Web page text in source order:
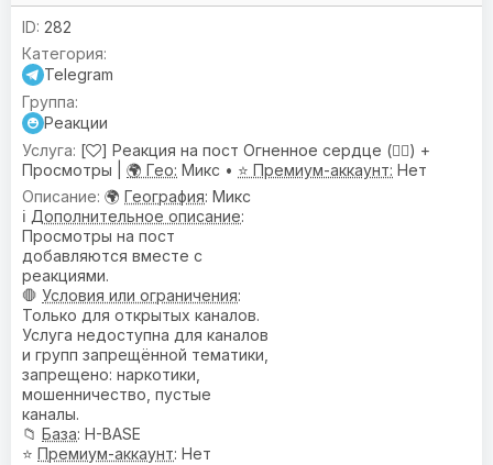
282
Telegram
Реакции
[
] Реакция на пост Огненное сердце (❤️‍🔥) +
Просмотры | 🌍 Гео: Микс • ⭐ Премиум-аккаунт: Нет
🌍 География: Микс
ℹ️ Дополнительное описание:
Просмотры на пост
добавляются вместе с
реакциями.
🛑 Условия или ограничения:
Только для открытых каналов.
Услуга недоступна для каналов
и групп запрещённой тематики,
запрещено: наркотики,
мошенничество, пустые
каналы.
📁 База: H-BASE
⭐ Премиум-аккаунт: Нет